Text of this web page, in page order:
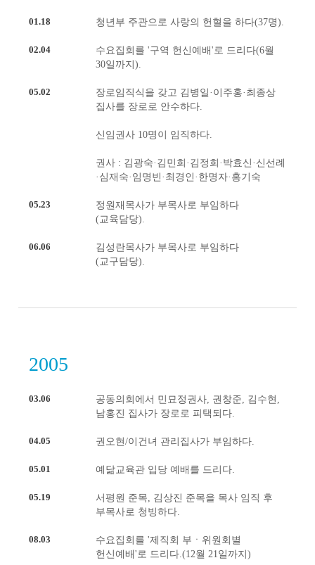
01.18 청년부 주관으로 사랑의 헌혈을 하다(37명).
02.04
수요집회를 '구역 헌신예배'로 드리다(6월
30일까지).
05.02
장로임직식을 갖고 김병일·이주홍·최종상
집사를 장로로 안수하다.
신임권사 10명이 임직하다.
권사 : 김광숙·김민희·김정희·박효신·신선례
·심재숙·임명빈·최경인·한명자·홍기숙
05.23
정원재목사가 부목사로 부임하다
(교육담당).
06.06
김성란목사가 부목사로 부임하다
(교구담당).
2005
03.06
공동의회에서 민묘정권사, 권창준, 김수현,
남홍진 집사가 장로로 피택되다.
04.05 권오현/이건녀 관리집사가 부임하다.
05.01 예닮교육관 입당 예배를 드리다.
05.19
서평원 준목, 김상진 준목을 목사 임직 후
부목사로 청빙하다.
08.03
수요집회를 '제직회 부ㆍ위원회별
헌신예배'로 드리다.(12월 21일까지)